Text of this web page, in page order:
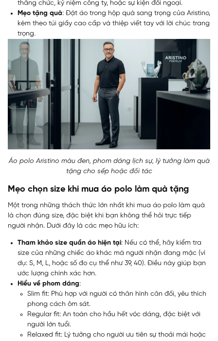
thăng chức, kỷ niệm công ty, hoặc sự kiện đối ngoại.
Mẹo tặng quà: Đặt áo trong hộp quà sang trọng của Aristino,
kèm theo túi giấy cao cấp và thiệp viết tay với lời chúc trang
trọng.
Áo polo Aristino màu đen, phom dáng lịch sự, lý tưởng làm quà
tặng cho sếp hoặc đối tác
Mẹo chọn size khi mua áo polo làm quà tặng
Một trong những thách thức lớn nhất khi mua áo polo làm quà
là chọn đúng size, đặc biệt khi bạn không thể hỏi trực tiếp
người nhận. Dưới đây là các mẹo hữu ích:
Tham khảo size quần áo hiện tại: Nếu có thể, hãy kiểm tra
size của những chiếc áo khác mà người nhận đang mặc (ví
dụ: S, M, L, hoặc số đo cụ thể như 39, 40). Điều này giúp bạn
ước lượng chính xác hơn.
Hiểu về phom dáng:
Slim fit: Phù hợp với người có thân hình cân đối, yêu thích
phong cách ôm sát.
Regular fit: An toàn cho hầu hết vóc dáng, đặc biệt với
người lớn tuổi.
Relaxed fit: Lý tưởng cho người ưu tiên sự thoải mái hoặc